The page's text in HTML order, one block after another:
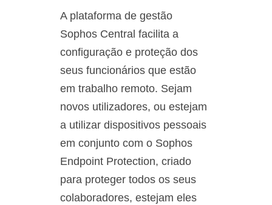
A plataforma de gestão
Sophos Central facilita a
configuração e proteção dos
seus funcionários que estão
em trabalho remoto. Sejam
novos utilizadores, ou estejam
a utilizar dispositivos pessoais
em conjunto com o Sophos
Endpoint Protection, criado
para proteger todos os seus
colaboradores, estejam eles